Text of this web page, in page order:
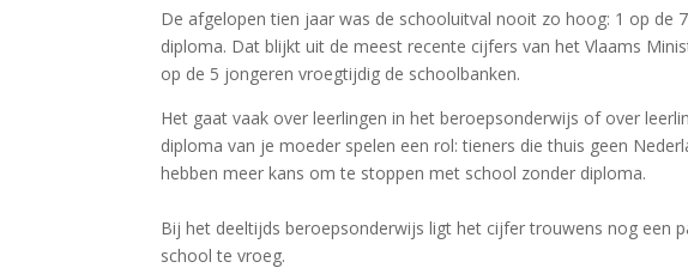
De afgelopen tien jaar was de schooluitval nooit zo hoog: 1 op de
diploma. Dat blijkt uit de meest recente cijfers van het Vlaams
op de 5 jongeren vroegtijdig de schoolbanken.
Het gaat vaak over leerlingen in het beroepsonderwijs of over
diploma van je moeder spelen een rol: tieners die thuis geen
hebben meer kans om te stoppen met school zonder diploma.
Bij het deeltijds beroepsonderwijs ligt het cijfer trouwens nog een
school te vroeg.